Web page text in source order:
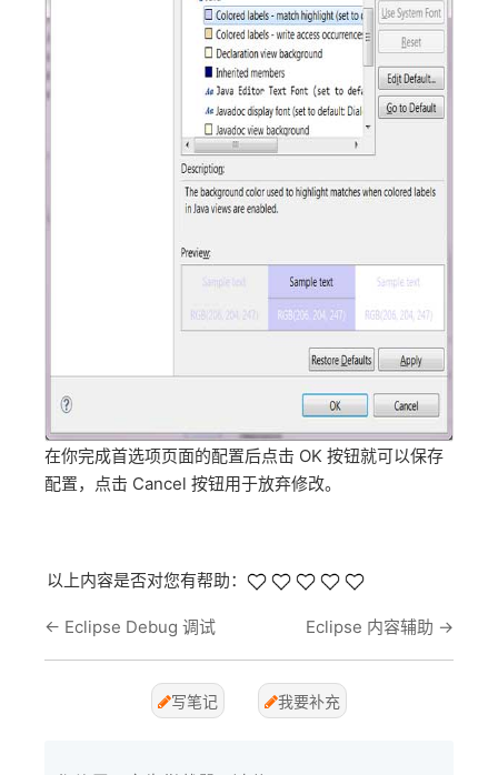
在你完成首选项页面的配置后点击 OK 按钮就可以保存
配置，点击 Cancel 按钮用于放弃修改。
以上内容是否对您有帮助：
← Eclipse Debug 调试 Eclipse 内容辅助 →
写笔记 我要补充